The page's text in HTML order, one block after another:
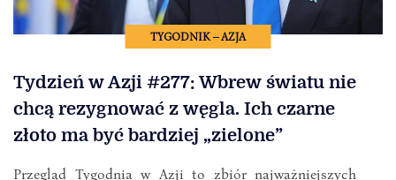
TYGODNIK – AZJA
Tydzień w Azji #277: Wbrew światu nie
chcą rezygnować z węgla. Ich czarne
złoto ma być bardziej „zielone”
Przegląd Tygodnia w Azji to zbiór najważniejszych